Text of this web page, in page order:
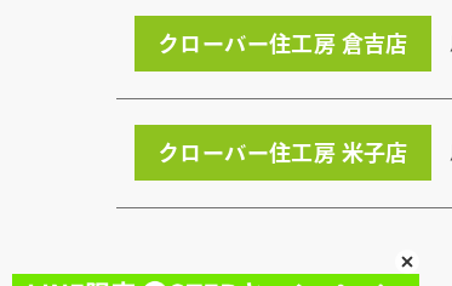
クローバー住工房 倉吉店
クローバー住工房 米子店